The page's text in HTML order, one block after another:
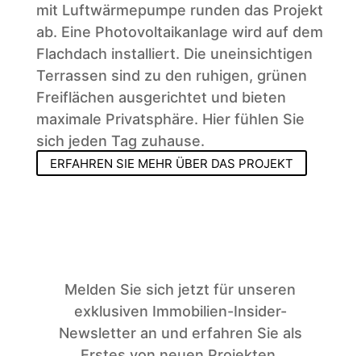
mit Luftwärmepumpe runden das Projekt
ab. Eine Photovoltaikanlage wird auf dem
Flachdach installiert. Die uneinsichtigen
Terrassen sind zu den ruhigen, grünen
Freiflächen ausgerichtet und bieten
maximale Privatsphäre. Hier fühlen Sie
sich jeden Tag zuhause.
ERFAHREN SIE MEHR ÜBER DAS PROJEKT
Melden Sie sich jetzt für unseren
exklusiven Immobilien-Insider-
Newsletter an und erfahren Sie als